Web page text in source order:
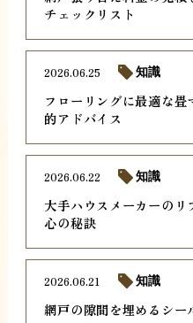
チェックリスト
フローリングに最適な
的アドバイス
2026.06.25 知識
大手ハウスメーカーのリ
心の秘訣
2026.06.22 知識
網戸の隙間を埋めるシー
2026.06.21 知識